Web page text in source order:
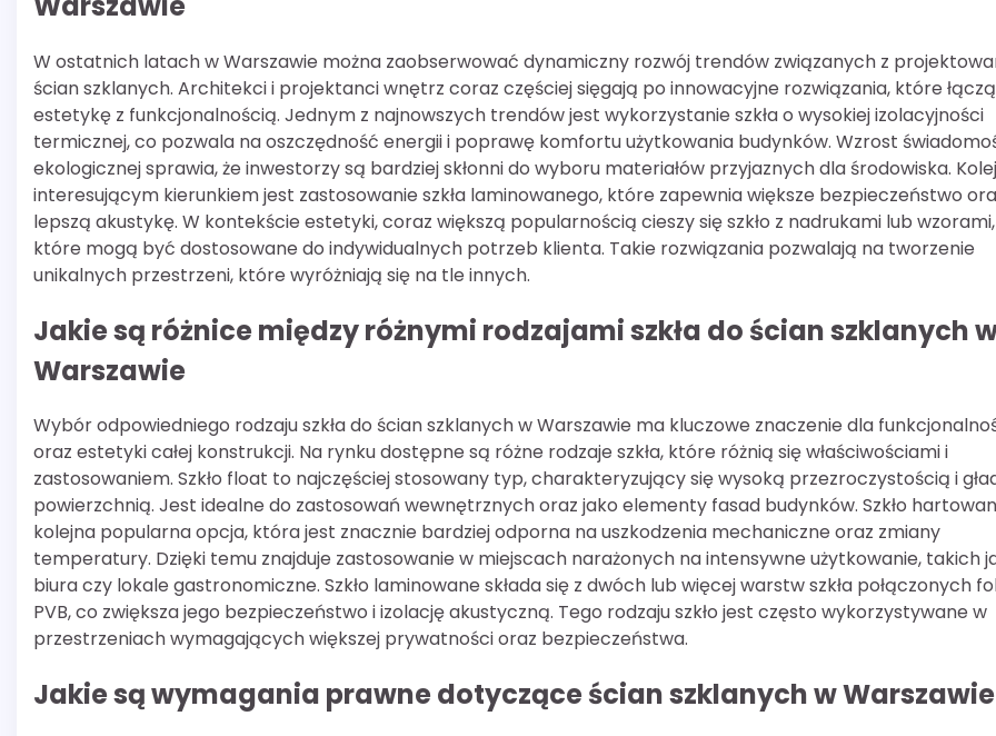
W ostatnich latach w Warszawie można zaobserwować dynamiczny rozwój trendów związanych z
ścian szklanych. Architekci i projektanci wnętrz coraz częściej sięgają po innowacyjne rozwiązania, które łączą
estetykę z funkcjonalnością. Jednym z najnowszych trendów jest wykorzystanie szkła o wysokiej izolacyjności
termicznej, co pozwala na oszczędność energii i poprawę komfortu użytkowania budynków. Wzrost
ekologicznej sprawia, że inwestorzy są bardziej skłonni do wyboru materiałów przyjaznych dla środowiska.
interesującym kierunkiem jest zastosowanie szkła laminowanego, które zapewnia większe bezpieczeństwo
lepszą akustykę. W kontekście estetyki, coraz większą popularnością cieszy się szkło z nadrukami lub wzorami,
które mogą być dostosowane do indywidualnych potrzeb klienta. Takie rozwiązania pozwalają na tworzenie
unikalnych przestrzeni, które wyróżniają się na tle innych.
Jakie są różnice między różnymi rodzajami szkła do ścian szklanych
Warszawie
Wybór odpowiedniego rodzaju szkła do ścian szklanych w Warszawie ma kluczowe znaczenie dla
oraz estetyki całej konstrukcji. Na rynku dostępne są różne rodzaje szkła, które różnią się właściwościami i
zastosowaniem. Szkło float to najczęściej stosowany typ, charakteryzujący się wysoką przezroczystością i
powierzchnią. Jest idealne do zastosowań wewnętrznych oraz jako elementy fasad budynków. Szkło
kolejna popularna opcja, która jest znacznie bardziej odporna na uszkodzenia mechaniczne oraz zmiany
temperatury. Dzięki temu znajduje zastosowanie w miejscach narażonych na intensywne użytkowanie, takich
biura czy lokale gastronomiczne. Szkło laminowane składa się z dwóch lub więcej warstw szkła połączonych
PVB, co zwiększa jego bezpieczeństwo i izolację akustyczną. Tego rodzaju szkło jest często wykorzystywane w
przestrzeniach wymagających większej prywatności oraz bezpieczeństwa.
Jakie są wymagania prawne dotyczące ścian szklanych w Warszawie